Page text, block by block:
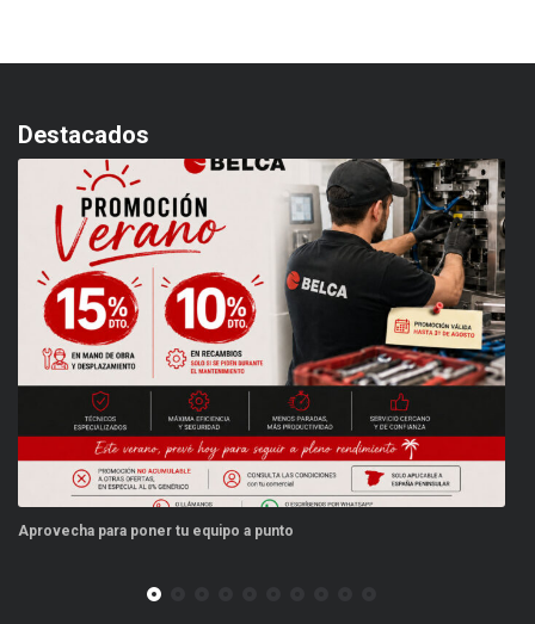
Destacados
Aprovecha para poner tu equipo a punto